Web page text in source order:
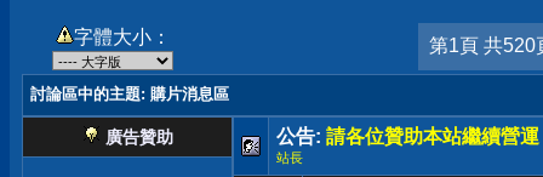
字體大小： 第1頁 共520
討論區中的主題: 購片消息區
廣告贊助 公告: 請各位贊助本站繼續營運
站長